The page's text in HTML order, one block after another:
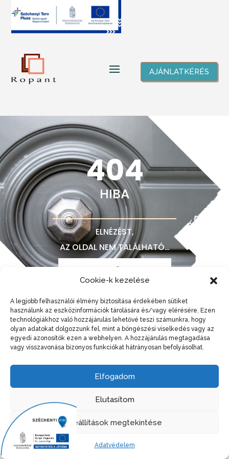
Cookie-k kezelése
A legjobb felhasználói élmény biztosítása érdekében sütiket
használunk az eszközinformációk tárolására és/vagy elérésére. Ezen
technológiákhoz való hozzájárulás lehetővé teszi számunkra, hogy
olyan adatokat dolgozzunk fel, mint a böngészési viselkedés vagy az
egyedi azonosítók ezen a webhelyen. A hozzájárulás megtagadása
vagy visszavonása bizonyos funkciókat hátrányosan befolyásolhat.
Elfogadom
Elutasítom
Beállítások megtekintése
Adatvédelem
AJÁNLATKÉRÉS
404
HIBA
ELNÉZÉST,
AZ OLDAL NEM TALÁLHATÓ…
VISSZA A FŐOLDALRA
© 1995-2023 Ro-Pánt 95 Bt. - Minden jog fenntartva!
|Adatkezelési Nyilatkozat
Sütitájékoztató